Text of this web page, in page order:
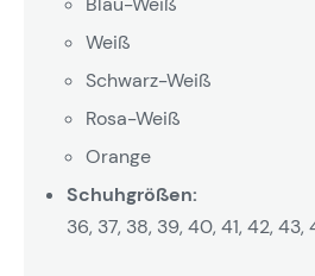
Weiß
Schwarz-Weiß
Rosa-Weiß
Orange
Schuhgrößen:
36, 37, 38, 39, 40, 41, 42,